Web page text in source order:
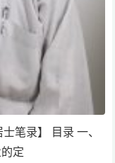
笔录】 目录 一、
定